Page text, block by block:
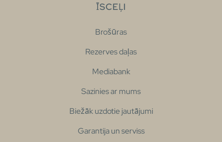
ĪSCEĻI
Brošūras
Rezerves daļas
Mediabank
Sazinies ar mums
Biežāk uzdotie jautājumi
Garantija un serviss